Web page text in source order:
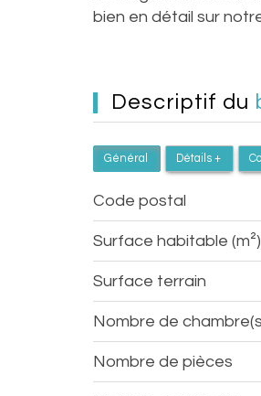
bien en détail sur
descriptif du
Général Détails +
Code postal
Surface habitable (m²)
surface terrain
Nombre de
Nombre de pièces